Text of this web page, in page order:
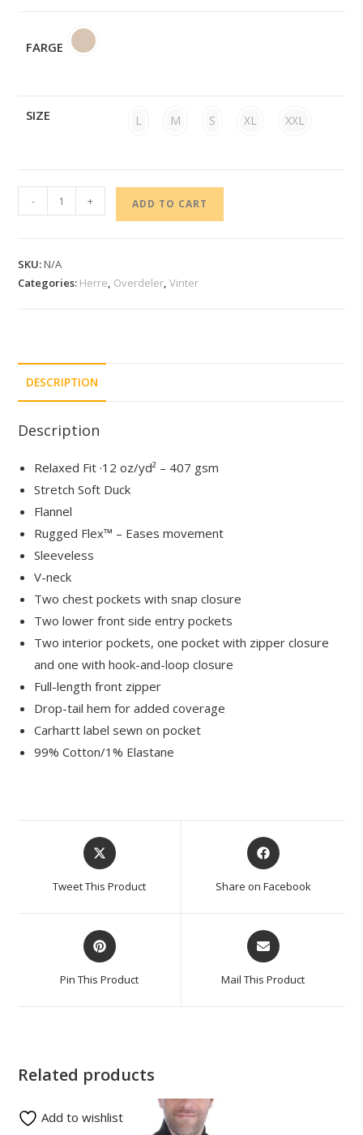
FARGE
SIZE L M S XL XXL
- + ADD TO CART
SKU:N/A
Categories: Herre, Overdeler,Vinter
DESCRIPTION
Description
Relaxed Fit ·12 oz/yd² – 407 gsm
Stretch Soft Duck
Flannel
Rugged Flex™ – Eases movement
Sleeveless
V-neck
Two chest pockets with snap closure
Two lower front side entry pockets
Two interior pockets, one pocket with zipper closure
and one with hook-and-loop closure
Full-length front zipper
Drop-tail hem for added coverage
Carhartt label sewn on pocket
99% Cotton/1% Elastane
Tweet This Product Share on Facebook
Pin This Product Mail This Product
Related products
Add to wishlist